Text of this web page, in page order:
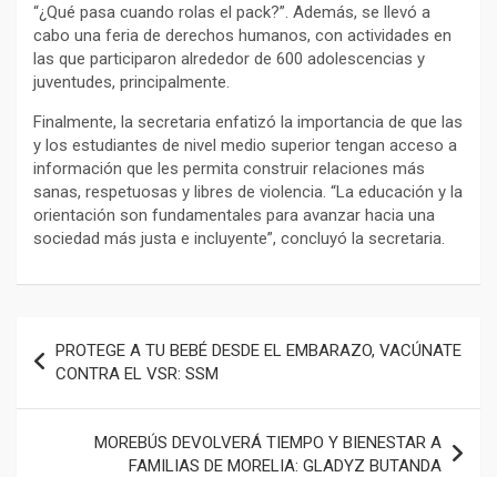
“¿Qué pasa cuando rolas el pack?”. Además, se llevó a
cabo una feria de derechos humanos, con actividades en
las que participaron alrededor de 600 adolescencias y
juventudes, principalmente.
Finalmente, la secretaria enfatizó la importancia de que las
y los estudiantes de nivel medio superior tengan acceso a
información que les permita construir relaciones más
sanas, respetuosas y libres de violencia. “La educación y la
orientación son fundamentales para avanzar hacia una
sociedad más justa e incluyente”, concluyó la secretaria.
de
entradas
PROTEGE A TU BEBÉ DESDE EL EMBARAZO, VACÚNATE
CONTRA EL VSR: SSM
MOREBÚS DEVOLVERÁ TIEMPO Y BIENESTAR A
FAMILIAS DE MORELIA: GLADYZ BUTANDA